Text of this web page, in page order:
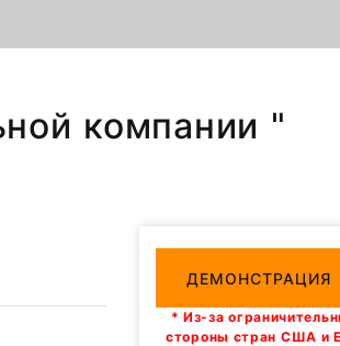
компании "
ДЕМОНСТРАЦИЯ
* Из-за
стороны стран США и